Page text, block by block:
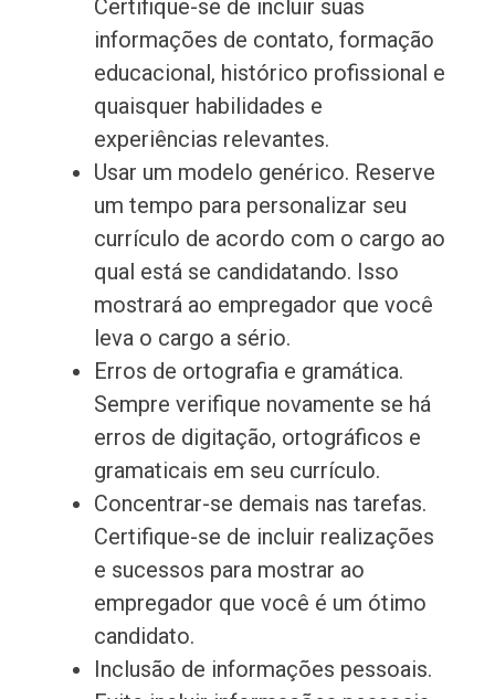
Certifique-se de incluir suas
informações de contato, formação
educacional, histórico profissional e
quaisquer habilidades e
experiências relevantes.
Usar um modelo genérico. Reserve
um tempo para personalizar seu
currículo de acordo com o cargo ao
qual está se candidatando. Isso
mostrará ao empregador que você
leva o cargo a sério.
Erros de ortografia e gramática.
Sempre verifique novamente se há
erros de digitação, ortográficos e
gramaticais em seu currículo.
Concentrar-se demais nas tarefas.
Certifique-se de incluir realizações
e sucessos para mostrar ao
empregador que você é um ótimo
candidato.
Inclusão de informações pessoais.